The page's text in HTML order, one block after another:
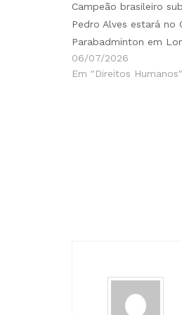
Campeão brasileiro
Pedro Alves estará no
Parabadminton em
06/07/2026
Em "Direitos Humanos"